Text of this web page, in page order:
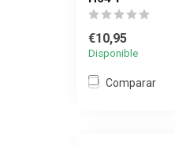
€10,95
Disponible
Comparar